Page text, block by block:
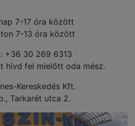
7-17 óra között
7-13 óra között
+36 30 269 6313
hívd fel mielőtt oda mész.
Kereskedés Kft.
Tarkarét utca 2.